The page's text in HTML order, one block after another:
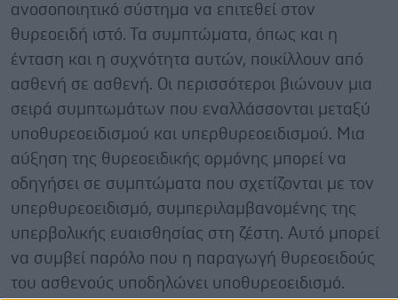
ανοσοποιητικό σύστημα να επιτεθεί στον
θυρεοειδή ιστό. Τα συμπτώματα, όπως και η
ένταση και η συχνότητα αυτών, ποικίλλουν από
ασθενή σε ασθενή. Οι περισσότεροι βιώνουν μια
σειρά συμπτωμάτων που εναλλάσσονται μεταξύ
υποθυρεοειδισμού και υπερθυρεοειδισμού. Μια
αύξηση της θυρεοειδικής ορμόνης μπορεί να
οδηγήσει σε συμπτώματα που σχετίζονται με τον
υπερθυρεοειδισμό, συμπεριλαμβανομένης της
υπερβολικής ευαισθησίας στη ζέστη. Αυτό μπορεί
να συμβεί παρόλο που η παραγωγή θυρεοειδούς
του ασθενούς υποδηλώνει υποθυρεοειδισμό.